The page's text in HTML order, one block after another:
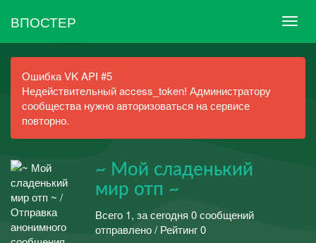
ВПОСТЕР
Ошибка VK API #5
Недействительный access_token! Администратору
сообщества нужно авторизоваться на сервисе
повторно.
~ Мой сладенький
мир отп ~
Всего 1, за сегодня 0 сообщений
отправлено / Рейтинг 0